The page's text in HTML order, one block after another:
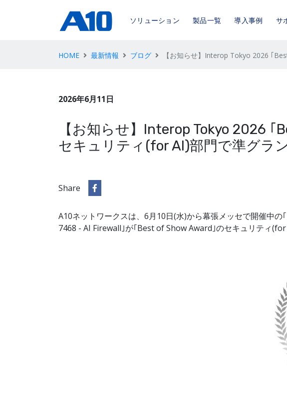
ソリューション 製品一覧 導入事例 サ
HOME 最新情報 ブログ 【お知らせ】Interop Tokyo 2026 ｢
2026年6月11日
【お知らせ】Interop Tokyo 2026 ｢
セキュリティ(for AI)部門で準グラ
Share
A10ネットワークスは、6月10日(水)から幕張メッセで開催中
7468 - AI Firewall｣が｢Best of Show Award｣のセキュリティ(for